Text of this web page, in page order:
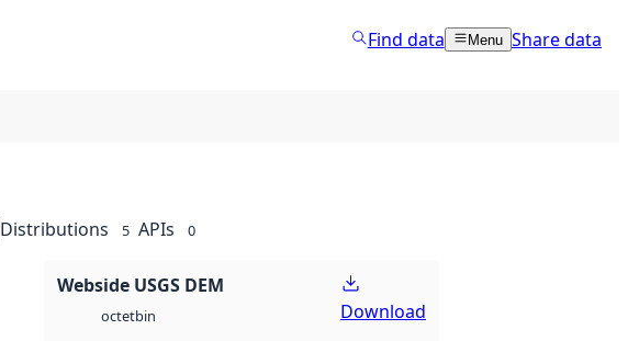
Find data Menu Share data
Distributions 5 APIs 0
Webside USGS DEM
octetbin Download